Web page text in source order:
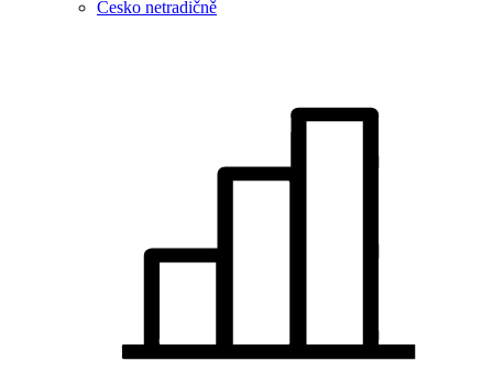
Česko netradičně